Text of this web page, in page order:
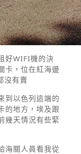
好WIFI機的決
卡，位在紅海邊
沒有賣
到以色列這端的
的地方，埃及跟
幾天情況有些緊
海關人員看我從